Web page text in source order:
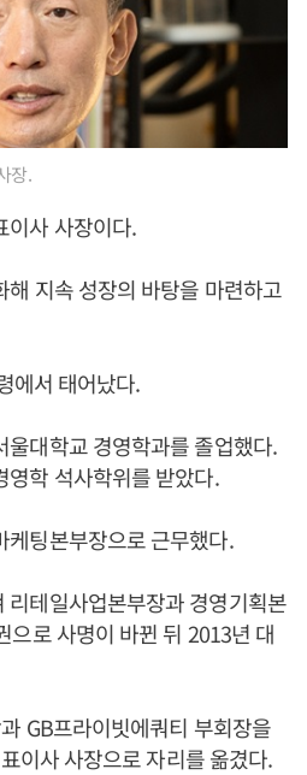
장.
이사 사장이다.
지속 성장의 바탕을 마련하고
에서 태어났다.
대학교 경영학과를 졸업했다.
영학 석사학위를 받았다.
팅본부장으로 근무했다.
리테일사업본부장과 경영기획본
으로 사명이 바뀐 뒤 2013년 대
GB프라이빗에쿼티 부회장을
이사 사장으로 자리를 옮겼다.